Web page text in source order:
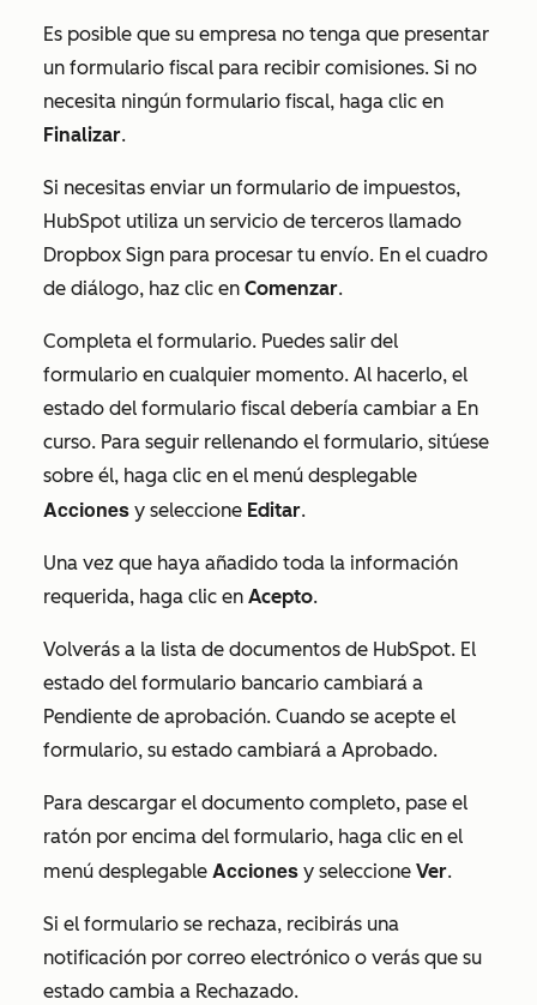
Es posible que su empresa no tenga que presentar
un formulario fiscal para recibir comisiones. Si no
necesita ningún formulario fiscal, haga clic en
Finalizar.
Si necesitas enviar un formulario de impuestos,
HubSpot utiliza un servicio de terceros llamado
Dropbox Sign para procesar tu envío. En el cuadro
de diálogo, haz clic en Comenzar.
Completa el formulario. Puedes salir del
formulario en cualquier momento. Al hacerlo, el
estado del formulario fiscal debería cambiar a En
curso. Para seguir rellenando el formulario, sitúese
sobre él, haga clic en el menú desplegable
Acciones y seleccione Editar.
Una vez que haya añadido toda la información
requerida, haga clic en Acepto.
Volverás a la lista de documentos de HubSpot. El
estado del formulario bancario cambiará a
Pendiente de aprobación. Cuando se acepte el
formulario, su estado cambiará a Aprobado.
Para descargar el documento completo, pase el
ratón por encima del formulario, haga clic en el
menú desplegable Acciones y seleccione Ver.
Si el formulario se rechaza, recibirás una
notificación por correo electrónico o verás que su
estado cambia a Rechazado.